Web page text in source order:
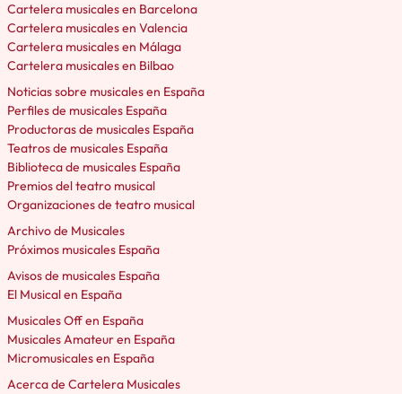
Cartelera musicales en Barcelona
Cartelera musicales en Valencia
Cartelera musicales en Málaga
Cartelera musicales en Bilbao
Noticias sobre musicales en España
Perfiles de musicales España
Productoras de musicales España
Teatros de musicales España
Biblioteca de musicales España
Premios del teatro musical
Organizaciones de teatro musical
Archivo de Musicales
Próximos musicales España
Avisos de musicales España
El Musical en España
Musicales Off en España
Musicales Amateur en España
Micromusicales en España
Acerca de Cartelera Musicales